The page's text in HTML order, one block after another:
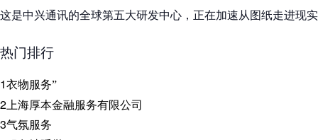
这是中兴通讯的全球第五大研发中心，正在加速从图纸走进现
热门排行
1衣物服务”
2上海厚本金融服务有限公司
3气氛服务